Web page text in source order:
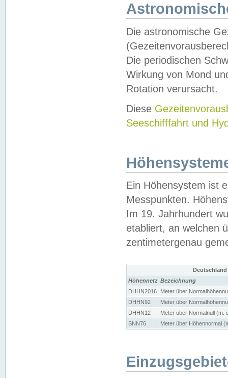
Die astronomische
Die periodischen
Wirkung von Mond
Rotation verursacht.
Diese
Seeschifffahrt und
Ein Höhensystem ist
Messpunkten.
Im 19. Jahrhundert
etabliert, an welchen
zentimetergenau
Höhennetz Bezeichnung
DHHN2016
Meter über
DHHN92
Meter über
DHHN12
Meter über Normalnull (m.
SNN76
Meter über Höhennormal